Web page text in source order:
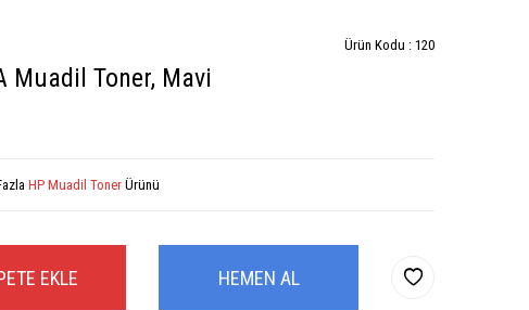
Ürün Kodu : 120
Muadil Toner, Mavi
HP Muadil Toner Ürünü
EKLE HEMEN AL